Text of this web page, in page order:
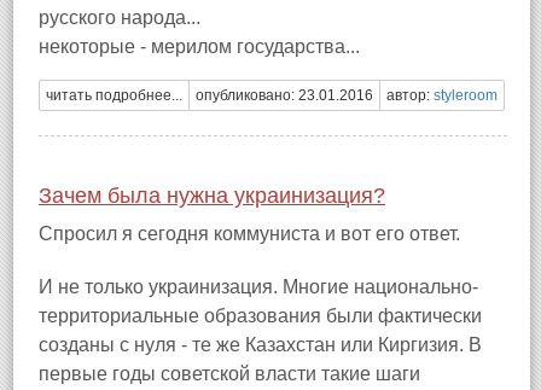
русского народа...
некоторые - мерилом государства...
читать подробнее... опубликовано: 23.01.2016 автор: styleroom
Зачем была нужна украинизация?
Спросил я сегодня коммуниста и вот его ответ.
И не только украинизация. Многие национально-
территориальные образования были фактически
созданы с нуля - те же Казахстан или Киргизия. В
первые годы советской власти такие шаги